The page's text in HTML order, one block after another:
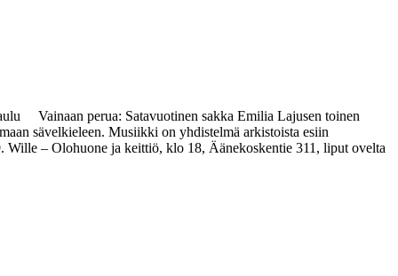
Vainaan perua: Satavuotinen sakka Emilia Lajusen toinen
sävelkieleen. Musiikki on yhdistelmä arkistoista esiin
Wille – Olohuone ja keittiö, klo 18, Äänekoskentie 311, liput ovelta